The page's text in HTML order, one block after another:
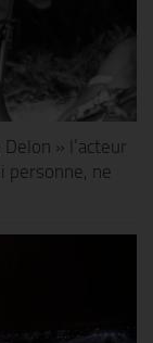
» l’acteur
personne, ne